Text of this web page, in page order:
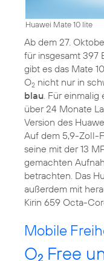
Huawei Mate 10 lite
Ab dem 27.
für insgesamt 397
gibt es das Mate
O2 nicht nur in
blau . Für
über 24 Monate
Version des
Auf dem 5,9-Zoll-
seine mit der 13
gemachten
betrachten. Das
außerdem mit
Kirin 659 Octa-
Mobile
O2 Free